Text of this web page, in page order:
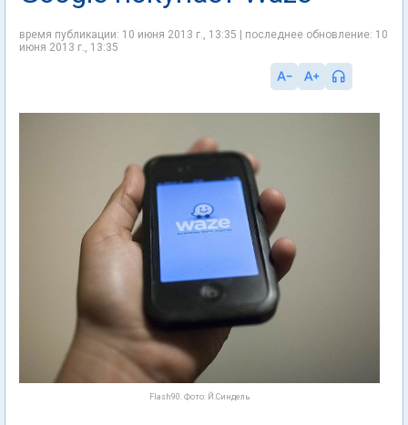
время публикации: 10 июня 2013 г., 13:35 | последнее обновление: 10
июня 2013 г., 13:35
Flash90. Фото: Й.Синдель